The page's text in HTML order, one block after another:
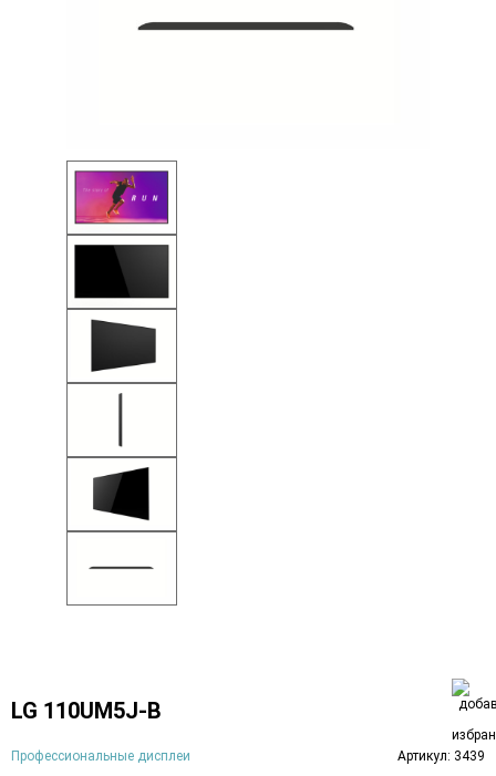
LG 110UM5J-B
Профессиональные дисплеи Артикул: 3439